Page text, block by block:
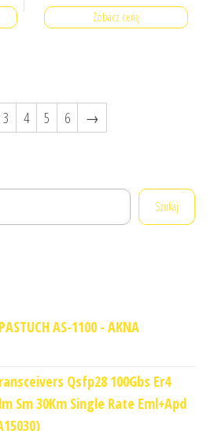
Zobacz cenę
3 4 5 6 →
Szukaj
AS-1100 - AKNA
Qsfp28 100Gbs Er4
Sm 30Km Single Rate Eml+Apd